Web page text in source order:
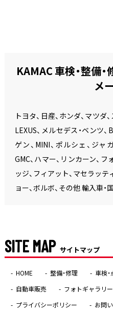
KAMAC 車検・整備・
メ
トヨタ、日産、ホンダ、マツダ
LEXUS、メルセデス・ベンツ
ゲン、MINI、ポルシェ、ジャ
GMC、ハマー、リンカーン、フ
ッジ、フィアット、マセラッテ
ョー、ボルボ、その他 輸入車
SITE MAP サイトマップ
HOME 整備・修理 車検
自動車販売
フォトギャラリー
プライバシーポリシー
お問